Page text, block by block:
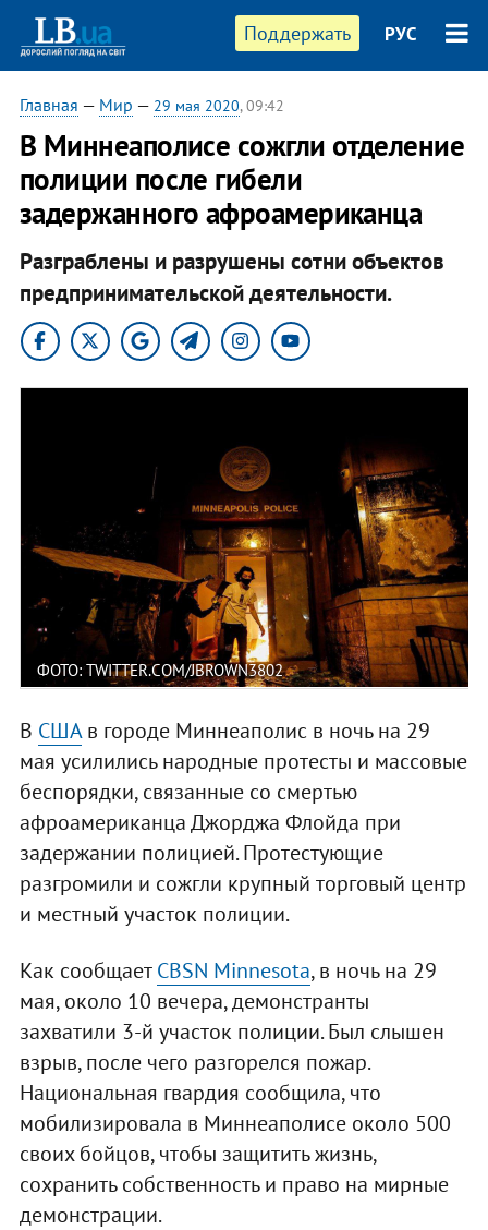
Поддержать РУС
Главная — Мир — 29 мая 2020, 09:42
В Миннеаполисе сожгли отделение
полиции после гибели
задержанного афроамериканца
Разграблены и разрушены сотни объектов
предпринимательской деятельности.
ФОТО: TWITTER.COM/JBROWN3802
В СШАв городе Миннеаполис в ночь на 29
мая усилились народные протесты и массовые
беспорядки, связанные со смертью
афроамериканца Джорджа Флойда при
задержании полицией. Протестующие
разгромили и сожгли крупный торговый центр
и местный участок полиции.
Как сообщаетCBSN Minnesota, в ночь на 29
мая, около 10 вечера, демонстранты
захватили 3-й участок полиции. Был слышен
взрыв, после чего разгорелся пожар.
Национальная гвардия сообщила, что
мобилизировала в Миннеаполисе около 500
своих бойцов, чтобы защитить жизнь,
сохранить собственность и право на мирные
демонстрации.